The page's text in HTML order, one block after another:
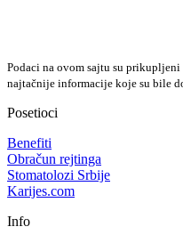
Podaci na ovom sajtu su
najtačnije informacije koje su bile
Posetioci
Benefiti
Obračun rejtinga
Stomatolozi Srbije
Karijes.com
Info